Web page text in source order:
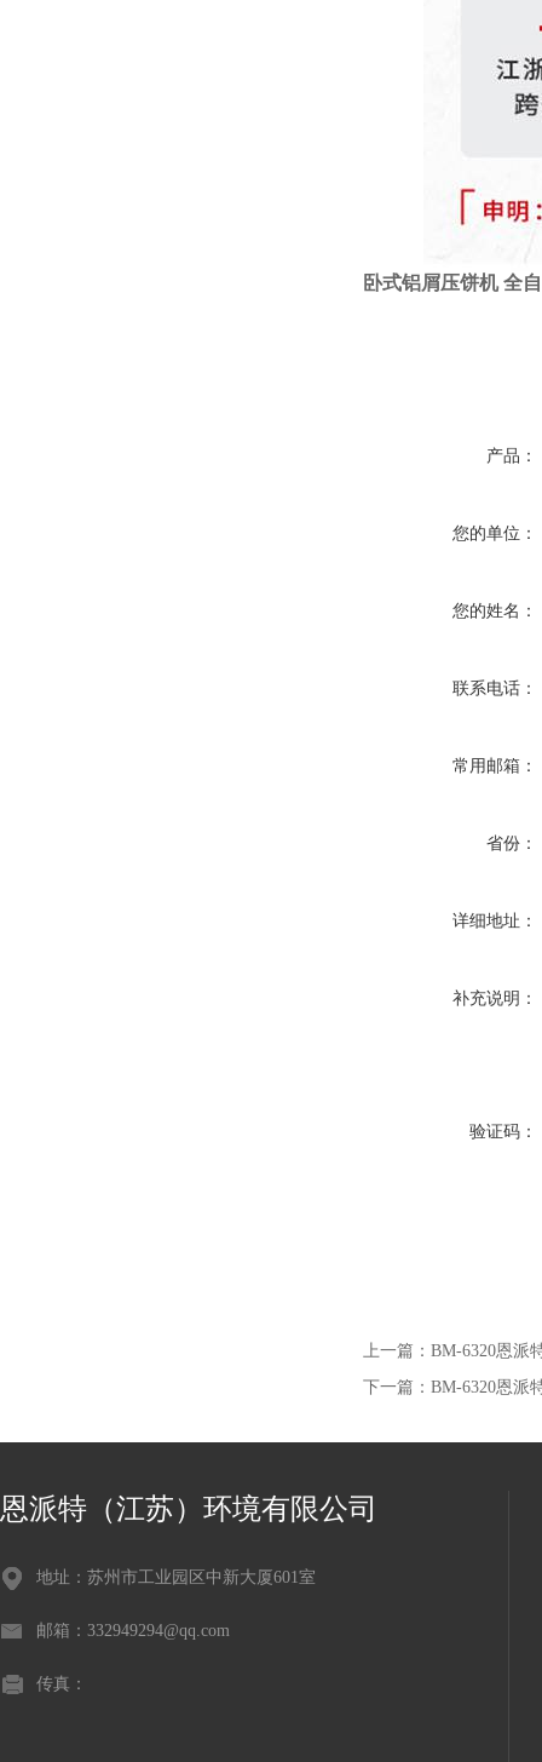
卧式铝屑压饼机全
产品：
您的单位：
您的姓名：
联系电话：
常用邮箱：
省份：
详细地址：
补充说明：
验证码：
上一篇： BM-6320恩派
下一篇： BM-6320恩派
恩派特（江苏）环境有限公司
地址：苏州市工业园区中新大厦601室
邮箱：332949294@qq.com
传真：